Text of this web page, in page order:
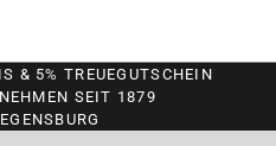
& 5% TREUEGUTSCHEIN
SEIT 1879